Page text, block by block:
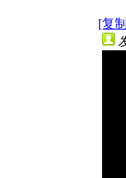
[复